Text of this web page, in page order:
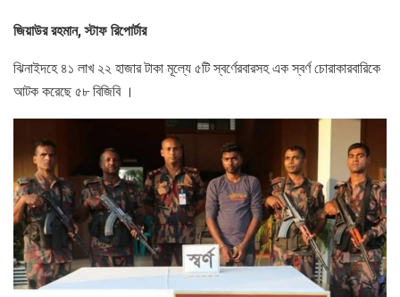
জিয়াউর রহমান, স্টাফ রিপোর্টার
ঝিনাইদহে ৪১ লাখ ২২ হাজার টাকা মূল্যে ৫টি স্বর্ণেরবারসহ এক স্বর্ণ চোরাকারবারিকে
আটক করেছে ৫৮ বিজিবি ।